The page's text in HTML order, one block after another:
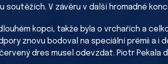
soutěžích. V závěru v další hromadné
kopci, takže byla o vrchařích a
znovu bodoval na speciální prémii a
dres musel odevzdat. Piotr Pekala